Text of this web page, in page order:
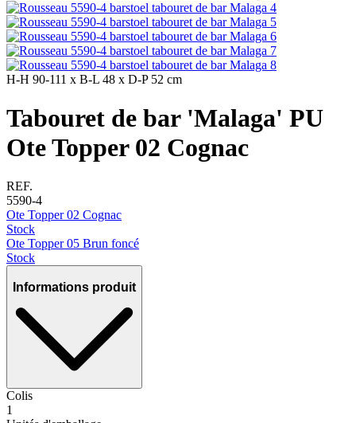
H-H 90-111 x B-L 48 x D-P52 cm
Tabouret de bar 'Malaga' PU
Ote Topper 02 Cognac
REF.
5590-4
Ote Topper 02 Cognac
Stock
Ote Topper 05 Brun foncé
Stock
Informations produit
Colis
1